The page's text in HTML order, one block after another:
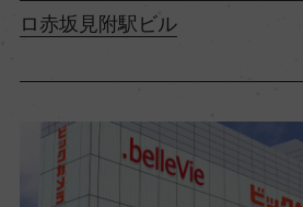
ロ赤坂見附駅ビル